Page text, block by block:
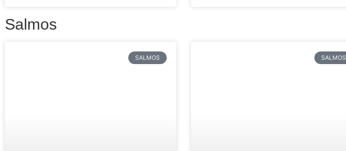
Salmos
SALMOS SALMOS